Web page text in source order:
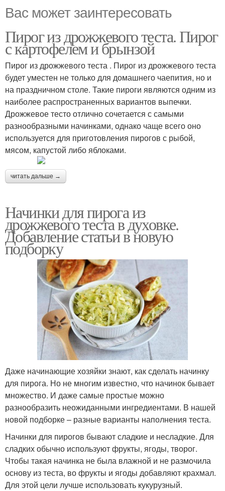
Вас может заинтересовать
Пирог из дрожжевого теста. Пирог
с картофелем и брынзой
Пирог из дрожжевого теста . Пирог из дрожжевого теста
будет уместен не только для домашнего чаепития, но и
на праздничном столе. Такие пироги являются одним из
наиболее распространенных вариантов выпечки.
Дрожжевое тесто отлично сочетается с самыми
разнообразными начинками, однако чаще всего оно
используется для приготовления пирогов с рыбой,
мясом, капустой либо яблоками.
читать дальше →
Начинки для пирога из
дрожжевого теста в духовке.
Добавление статьи в новую
подборку
Даже начинающие хозяйки знают, как сделать начинку
для пирога. Но не многим известно, что начинок бывает
множество. И даже самые простые можно
разнообразить неожиданными ингредиентами. В нашей
новой подборке – разные варианты наполнения теста.
Начинки для пирогов бывают сладкие и несладкие. Для
сладких обычно используют фрукты, ягоды, творог.
Чтобы такая начинка не была влажной и не размочила
основу из теста, во фрукты и ягоды добавляют крахмал.
Для этой цели лучше использовать кукурузный.